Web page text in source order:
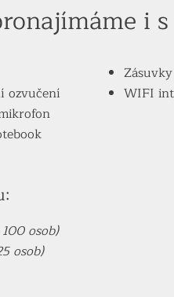
i
ozvučení
WIFI
osob)
osob)